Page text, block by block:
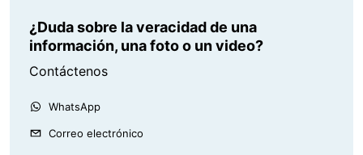
¿Duda sobre la veracidad de una
información, una foto o un video?
Contáctenos
WhatsApp
Correo electrónico